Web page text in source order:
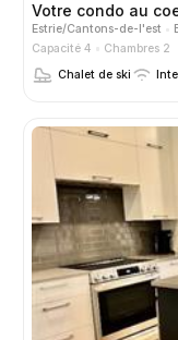
Votre condo au
Estrie/Cantons-de-l'est
Capacité 4
Chambres 2
Chalet de ski